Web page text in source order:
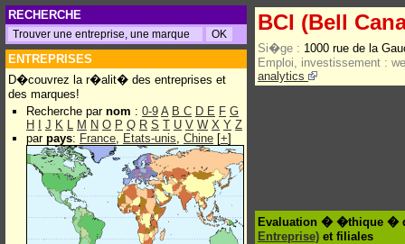
RECHERCHE
ENTREPRISES
D�couvrez la r�alit� des entreprises et
des marques!
Recherche par nom : 0-9 A B C D E F G
H
J K L M N O P Q R S T U V W X Y Z
par pays: France, Etats-unis, Chine [+]
BCI (Bell
Si�ge : 1000 rue de la
Emploi, investissement :
analytics
Evaluation � �thique �
Entreprise) et filiales